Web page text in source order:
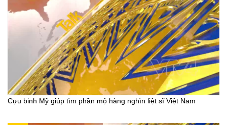
Cựu binh Mỹ giúp tìm phần mộ hàng nghìn liệt sĩ Việt Nam